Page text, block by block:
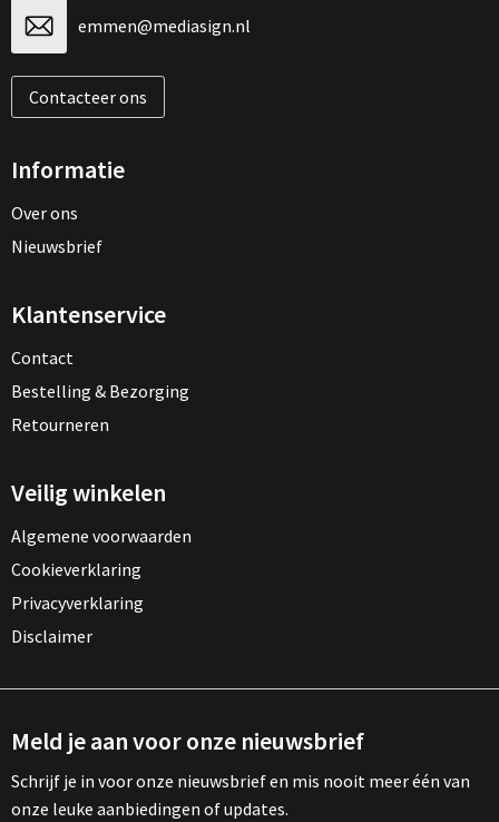
emmen@mediasign.nl
Contacteer ons
Informatie
Over ons
Nieuwsbrief
Klantenservice
Contact
Bestelling & Bezorging
Retourneren
Veilig winkelen
Algemene voorwaarden
Cookieverklaring
Privacyverklaring
Disclaimer
Meld je aan voor onze nieuwsbrief
Schrijf je in voor onze nieuwsbrief en mis nooit meer één van
onze leuke aanbiedingen of updates.